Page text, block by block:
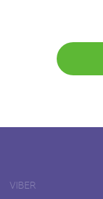
VIBER